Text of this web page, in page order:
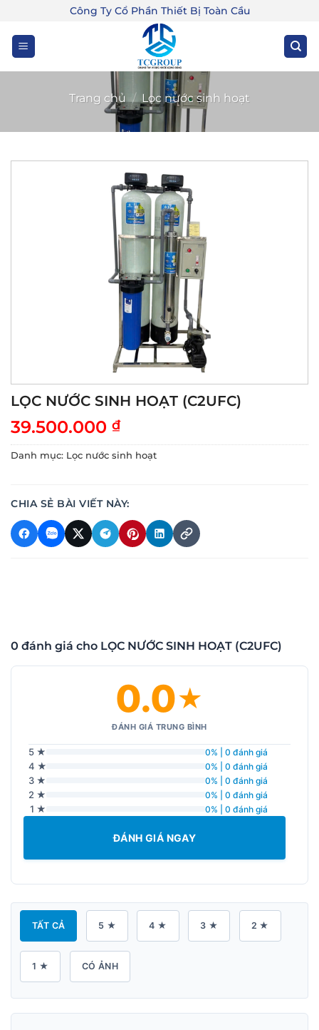
dung
Công Ty Cổ Phần Thiết Bị Toàn Cầu
Trang chủ / Lọc nước sinh hoạt
LỌC NƯỚC SINH HOẠT (C2UFC)
39.500.000 ₫
Danh mục: Lọc nước sinh hoạt
CHIA SẺ BÀI VIẾT NÀY:
0 đánh giá cho LỌC NƯỚC SINH HOẠT (C2UFC)
0.0★
ĐÁNH GIÁ TRUNG BÌNH
5 ★ 0% | 0 đánh giá
4 ★ 0% | 0 đánh giá
3 ★ 0% | 0 đánh giá
2 ★ 0% | 0 đánh giá
1 ★ 0% | 0 đánh giá
ĐÁNH GIÁ NGAY
TẤT CẢ 5 ★ 4 ★ 3 ★ 2 ★
1 ★ CÓ ẢNH